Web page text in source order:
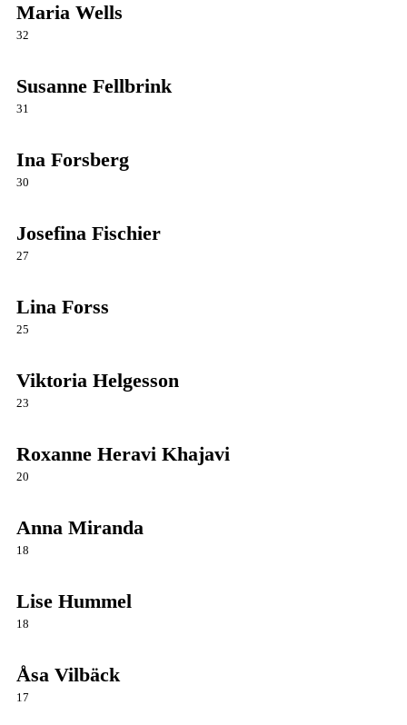
Maria Wells
32
Susanne Fellbrink
31
Ina Forsberg
30
Josefina Fischier
27
Lina Forss
25
Viktoria Helgesson
23
Roxanne Heravi Khajavi
20
Anna Miranda
18
Lise Hummel
18
Åsa Vilbäck
17